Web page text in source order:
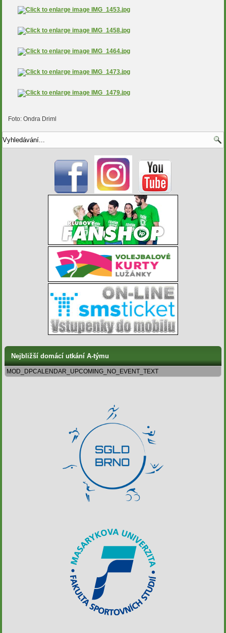
Foto: Ondra Driml
Nejbližší domácí utkání A-týmu
MOD_DPCALENDAR_UPCOMING_NO_EVENT_TEXT